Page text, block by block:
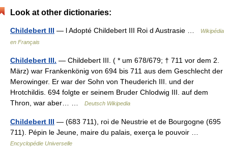
Look at other dictionaries:
Childebert III — l Adopté Childebert III Roi d Austrasie …
Wikipédia
en Français
Childebert III. — Childebert III. ( * um 678/679; † 711 vor dem 2.
März) war Frankenkönig von 694 bis 711 aus dem Geschlecht der
Merowinger. Er war der Sohn von Theuderich III. und der
Hrotchildis. 694 folgte er seinem Bruder Chlodwig III. auf dem
Thron, war aber… …
Deutsch Wikipedia
Childebert III — (683 711), roi de Neustrie et de Bourgogne (695
711). Pépin le Jeune, maire du palais, exerça le pouvoir …
Encyclopédie Universelle